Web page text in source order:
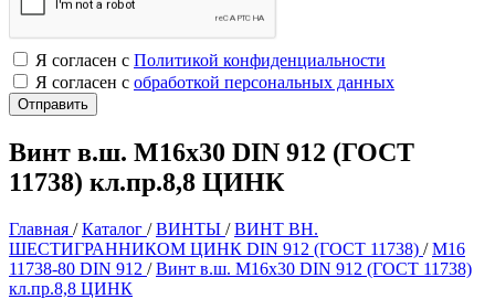
Я согласен с Политикой конфиденциальности
Я согласен с обработкой персональных данных
Винт в.ш. М16х30 DIN 912 (ГОСТ
11738) кл.пр.8,8 ЦИНК
Главная /Каталог /ВИНТЫ /ВИНТ ВН.
ШЕСТИГРАННИКОМ ЦИНК DIN 912 (ГОСТ 11738) /М16
11738-80 DIN 912 /Винт в.ш. М16х30 DIN 912 (ГОСТ 11738)
кл.пр.8,8 ЦИНК